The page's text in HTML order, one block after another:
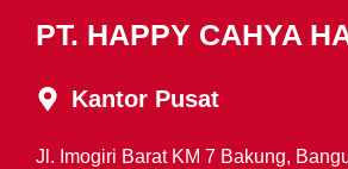
PT. HAPPY CAHYA
Kantor Pusat
Jl. Imogiri Barat KM 7 Bakung,